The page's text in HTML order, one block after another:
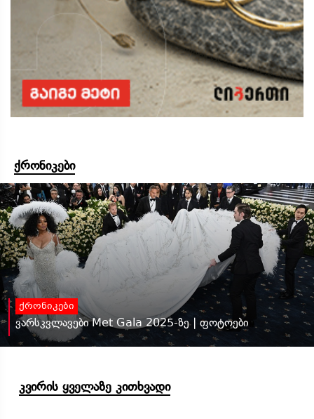
ქრონიკები
ქრონიკები
ვარსკვლავები Met Gala 2025-ზე | ფოტოები
კვირის ყველაზე კითხვადი